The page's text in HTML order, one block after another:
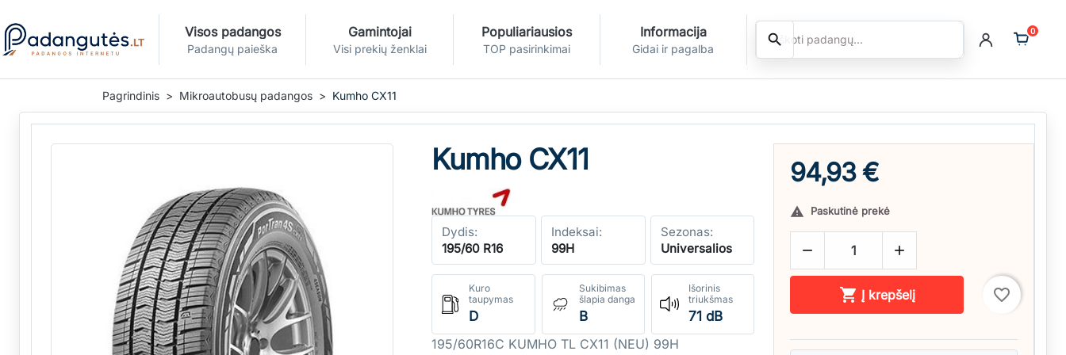
Visos padangos
Padangų paieška
Gamintojai
Visi prekių ženklai
Populiariausios
TOP pasirinkimai
Informacija
Gidai ir pagalba Ieškoti
search 0
Pagrindinis Mikroautobusų padangos Kumho CX11
Kumho CX11
Dydis:
195/60 R16
Indeksai:
99H
Sezonas:
Universalios
Kuro
taupymas
D
Sukibimas
šlapia danga
B
Išorinis
triukšmas
71 dB
195/60R16C KUMHO TL CX11 (NEU) 99H
94,93 €
 Paskutinė prekė
 
 Į krepšelį favorite_border